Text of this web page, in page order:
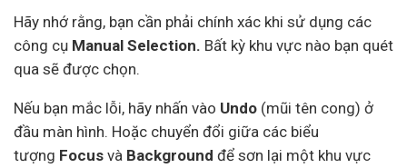
Hãy nhớ rằng, bạn cần phải chính xác khi sử dụng các
công cụ Manual Selection. Bất kỳ khu vực nào bạn quét
qua sẽ được chọn.
Nếu bạn mắc lỗi, hãy nhấn vào Undo (mũi tên cong) ở
đầu màn hình. Hoặc chuyển đổi giữa các biểu
tượng Focus và Background để sơn lại một khu vực